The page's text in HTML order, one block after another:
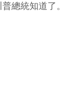
總統知道了。